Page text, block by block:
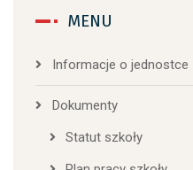
MENU
Informacje o jednostce
Dokumenty
Statut szkoły